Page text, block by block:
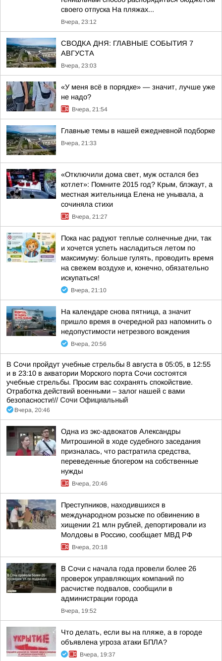
своего отпуска На пляжах...
Вчера, 23:12
СВОДКА ДНЯ: ГЛАВНЫЕ СОБЫТИЯ 7
АВГУСТА
Вчера, 23:03
«У меня всё в порядке» — значит, лучше уже
не надо?
Вчера, 21:54
Главные темы в нашей ежедневной подборке
Вчера, 21:33
«Отключили дома свет, муж остался без
котлет»: Помните 2015 год? Крым, блэкаут, а
местная жительница Елена не унывала, а
сочиняла стихи
Вчера, 21:27
Пока нас радуют теплые солнечные дни, так
и хочется успеть насладиться летом по
максимуму: больше гулять, проводить время
на свежем воздухе и, конечно, обязательно
искупаться!
Вчера, 21:10
На календаре снова пятница, а значит
пришло время в очередной раз напомнить о
недопустимости нетрезвого вождения
Вчера, 20:56
В Сочи пройдут учебные стрельбы 8 августа в 05:05, в 12:55
и в 23:10 в акватории Морского порта Сочи состоятся
учебные стрельбы. Просим вас сохранять спокойствие.
Отработка действий военными – залог нашей с вами
безопасности!// Сочи Официальный
Вчера, 20:46
Одна из экс-адвокатов Александры
Митрошиной в ходе судебного заседания
призналась, что растратила средства,
переведенные блогером на собственные
нужды
Вчера, 20:46
Преступников, находившихся в
международном розыске по обвинению в
хищении 21 млн рублей, депортировали из
Молдовы в Россию, сообщает МВД РФ
Вчера, 20:18
В Сочи с начала года провели более 26
проверок управляющих компаний по
расчистке подвалов, сообщили в
администрации города
Вчера, 19:52
Что делать, если вы на пляже, а в городе
объявлена угроза атаки БПЛА?
Вчера, 19:37